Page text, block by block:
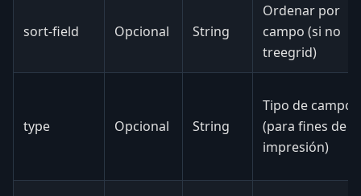
sort-field Opcional String
Ordenar por
campo (si no
treegrid)
type Opcional String
Tipo de campo
(para fines de
impresión)